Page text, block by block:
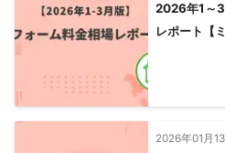
2026年1～3
レポート【
2026年01月13